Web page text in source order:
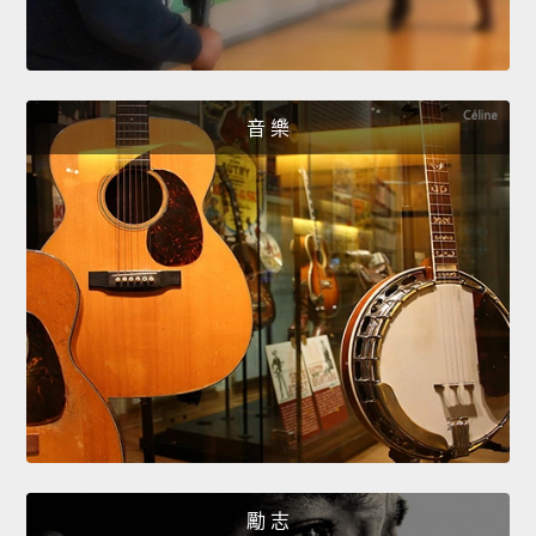
音 樂
勵 志